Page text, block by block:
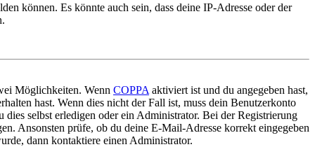
können. Es könnte auch sein, dass deine IP-Adresse oder der
Möglichkeiten. Wenn COPPA aktiviert ist und du angegeben hast,
hast. Wenn dies nicht der Fall ist, muss dein Benutzerkonto
selbst erledigen oder ein Administrator. Bei der Registrierung
Ansonsten prüfe, ob du deine E-Mail-Adresse korrekt eingegeben
dann kontaktiere einen Administrator.